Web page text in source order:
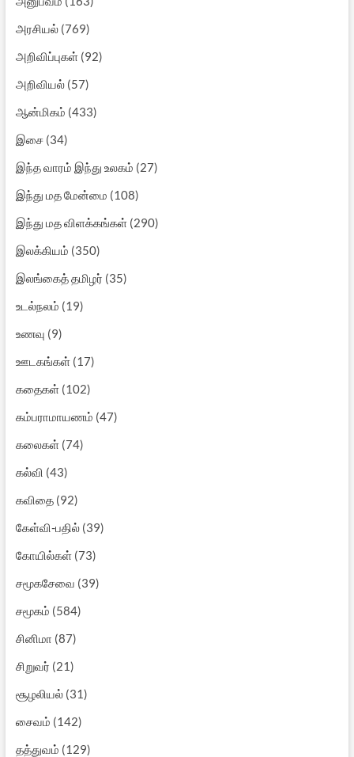
அரசியல்(769)
அறிவிப்புகள்(92)
அறிவியல்(57)
ஆன்மிகம் (433)
இசை(34)
இந்த வாரம் இந்து உலகம் (27)
இந்து மத மேன்மை (108)
இந்து மத விளக்கங்கள்(290)
இலக்கியம் (350)
இலங்கைத் தமிழர் (35)
உடல்நலம் (19)
உணவு (9)
ஊடகங்கள்(17)
கதைகள்(102)
கம்பராமாயணம் (47)
கலைகள்(74)
கல்வி (43)
கவிதை(92)
கேள்வி-பதில்(39)
கோயில்கள்(73)
சமூகசேவை (39)
சமூகம் (584)
சினிமா (87)
சிறுவர் (21)
சூழலியல்(31)
சைவம் (142)
தத்துவம் (129)